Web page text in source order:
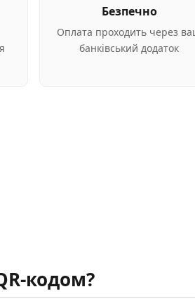
Безпечно
Оплата проходить через
банківський додаток
кодом?